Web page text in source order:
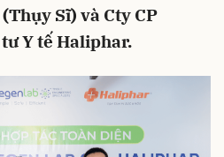
Sĩ) và Cty CP
Y tế Haliphar.